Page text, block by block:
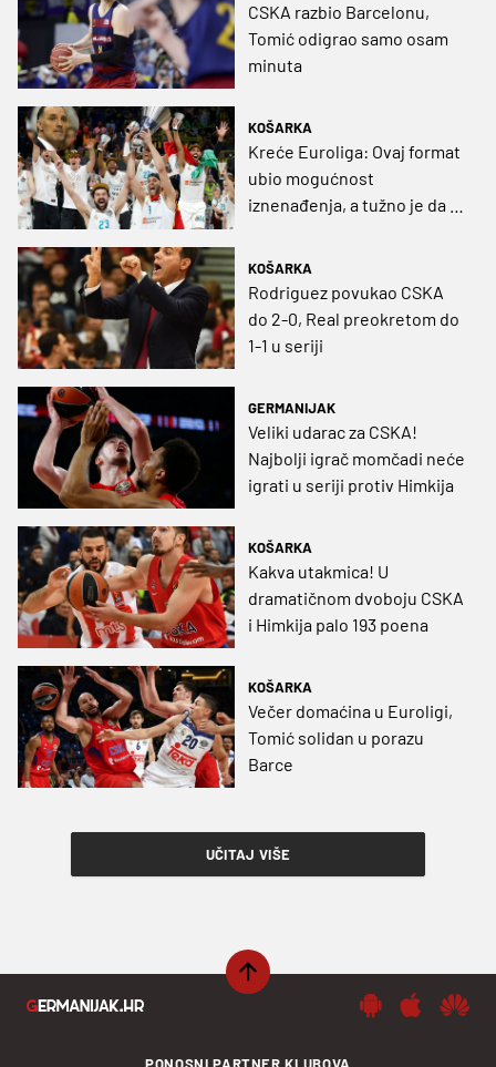
CSKA razbio Barcelonu,
Tomić odigrao samo osam
minuta
KOŠARKA
Kreće Euroliga: Ovaj format
ubio mogućnost
iznenađenja, a tužno je da ju
KOŠARKA
Rodriguez povukao CSKA
do 2-0, Real preokretom do
1-1 u seriji
GERMANIJAK
Veliki udarac za CSKA!
Najbolji igrač momčadi neće
igrati u seriji protiv Himkija
KOŠARKA
Kakva utakmica! U
dramatičnom dvoboju CSKA
i Himkija palo 193 poena
KOŠARKA
Večer domaćina u Euroligi,
Tomić solidan u porazu
Barce
UČITAJ VIŠE